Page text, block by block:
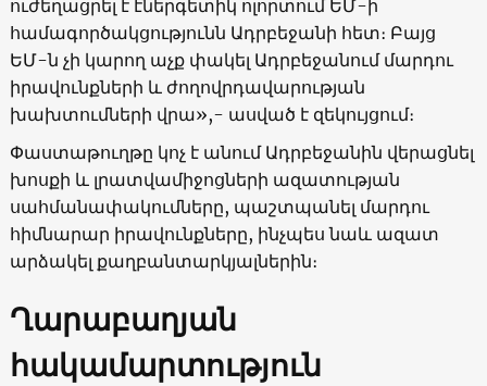
ուժեղացրել է էներգետիկ ոլորտում ԵՄ-ի
համագործակցությունն Ադրբեջանի հետ։ Բայց
ԵՄ-ն չի կարող աչք փակել Ադրբեջանում մարդու
իրավունքների և ժողովրդավարության
խախտումների վրա»,- ասված է զեկույցում։
Փաստաթուղթը կոչ է անում Ադրբեջանին վերացնել
խոսքի և լրատվամիջոցների ազատության
սահմանափակումները, պաշտպանել մարդու
հիմնարար իրավունքները, ինչպես նաև ազատ
արձակել քաղբանտարկյալներին։
Ղարաբաղյան
հակամարտություն